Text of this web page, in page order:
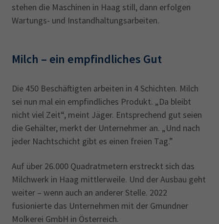
stehen die Maschinen in Haag still, dann erfolgen
Wartungs- und Instandhaltungsarbeiten.
Milch – ein empfindliches Gut
Die 450 Beschäftigten arbeiten in 4 Schichten. Milch
sei nun mal ein empfindliches Produkt. „Da bleibt
nicht viel Zeit“, meint Jäger. Entsprechend gut seien
die Gehälter, merkt der Unternehmer an. „Und nach
jeder Nachtschicht gibt es einen freien Tag.”
Auf über 26.000 Quadratmetern erstreckt sich das
Milchwerk in Haag mittlerweile. Und der Ausbau geht
weiter – wenn auch an anderer Stelle. 2022
fusionierte das Unternehmen mit der Gmundner
Molkerei GmbH in Österreich.